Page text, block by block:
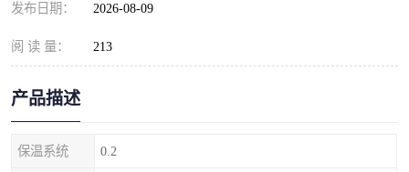
发布日期： 2026-08-09
阅 读 量： 213
产品描述
保温系统 0.2